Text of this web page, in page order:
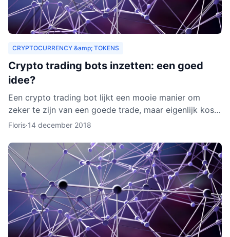
CRYPTOCURRENCY &amp; TOKENS
Crypto trading bots inzetten: een goed
idee?
Een crypto trading bot lijkt een mooie manier om
zeker te zijn van een goede trade, maar eigenlijk kost
het instellen van een bot nog aardig wat tijd en
Floris·14 december 2018